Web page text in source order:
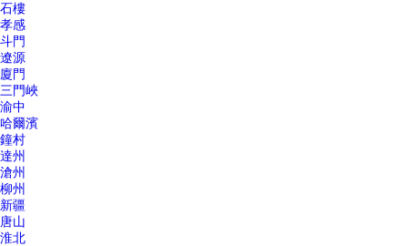
石樓
孝感
斗門
遼源
廈門
三門峽
渝中
哈爾濱
鐘村
達州
滄州
柳州
新疆
唐山
淮北